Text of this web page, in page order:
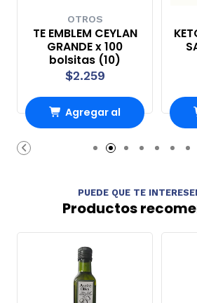
OTROS
TE EMBLEM CEYLAN
GRANDE x 100
bolsitas (10)
$2.259
Agregar al
Carro
PUEDE QUE TE
Productos